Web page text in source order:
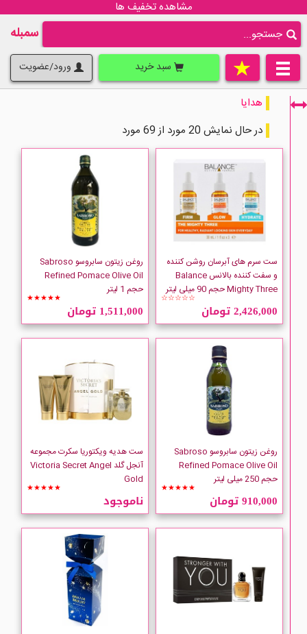
مشاهده تخفیف ها
سمبله
سبد خرید ورود/عضویت
فقط نمایش کالاهای موجود
BALANCE
Bath And Body Works
CAUDALIE
Clinique
Dove
FIGARO
Gillette
Giorgio-Armani
LOREAL
هدایا
در حال نمایش 20 مورد از 69 مورد
ست سرم های آبرسان روشن کننده
و سفت کننده بالانس Balance
Mighty Three حجم 90 میلی لیتر
☆☆☆☆☆
2,426,000 تومان
روغن زیتون سابروسو Sabroso
Refined Pomace Olive Oil
حجم 1 لیتر
★★★★★
1,511,000 تومان
روغن زیتون سابروسو Sabroso
Refined Pomace Olive Oil
حجم 250 میلی لیتر
★★★★★
910,000 تومان
ست هدیه ویکتوریا سکرت مجموعه
آنجل گلد Victoria Secret Angel
Gold
★★★★★
ناموجود